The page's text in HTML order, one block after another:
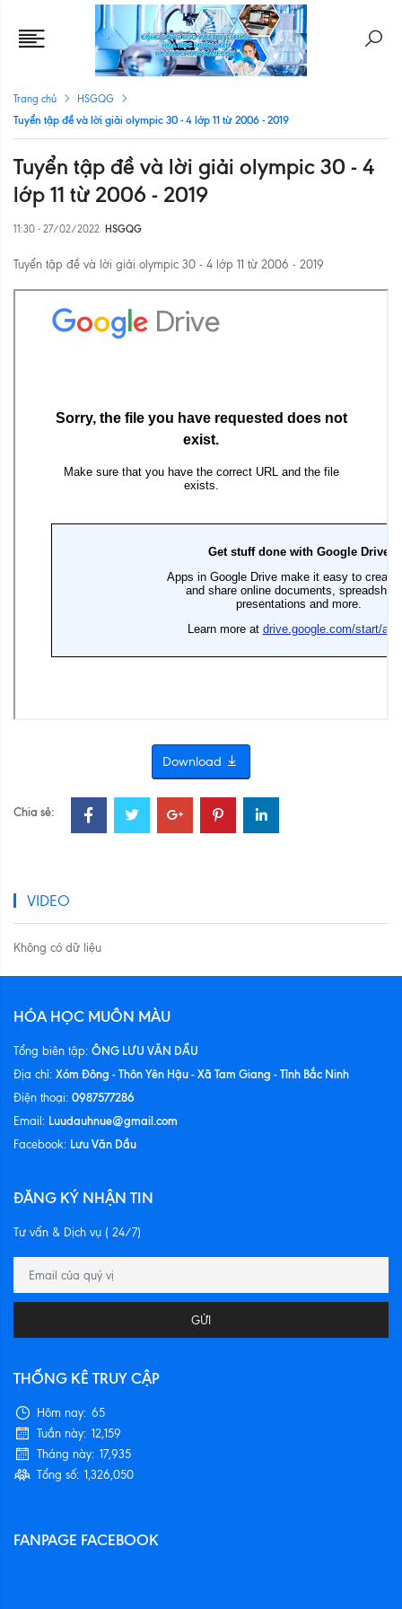
Trang chủ HSGQG
Tuyển tập đề và lời giải olympic 30 - 4 lớp 11 từ 2006 - 2019
Tuyển tập đề và lời giải olympic 30 - 4
lớp 11 từ 2006 - 2019
11:30 - 27/02/2022 HSGQG
Tuyển tập đề và lời giải olympic 30 - 4 lớp 11 từ 2006 - 2019
Download
Chia sẻ:
VIDEO
Không có dữ liệu
HÓA HỌC MUÔN MÀU
Tổng biên tập: ÔNG LƯU VĂN DẦU
Địa chỉ: Xóm Đông - Thôn Yên Hậu - Xã Tam Giang - Tỉnh Bắc Ninh
Điện thoại: 0987577286
Email: Luudauhnue@gmail.com
Facebook: Lưu Văn Dầu
ĐĂNG KÝ NHẬN TIN
Tư vấn & Dịch vụ ( 24/7)
GỬI
THỐNG KÊ TRUY CẬP
Hôm nay: 65
Tuần này: 12,159
Tháng này: 17,935
Tổng số: 1,326,050
FANPAGE FACEBOOK